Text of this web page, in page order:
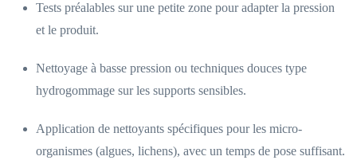
Tests préalables sur une petite zone pour adapter la pression
et le produit.
Nettoyage à basse pression ou techniques douces type
hydrogommage sur les supports sensibles.
Application de nettoyants spécifiques pour les micro-
organismes (algues, lichens), avec un temps de pose suffisant.